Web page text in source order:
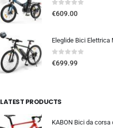
0out of 5
€609.00
0out of 5
€699.99
LATEST PRODUCTS